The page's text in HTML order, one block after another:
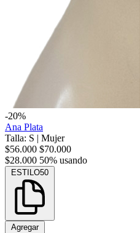
-20%
Ana Plata
Talla: S | Mujer
$56.000 $70.000
$28.000 50% usando
ESTILO50
Agregar